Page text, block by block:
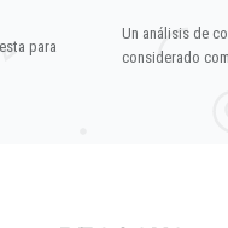
para
Un análisis de
considerado